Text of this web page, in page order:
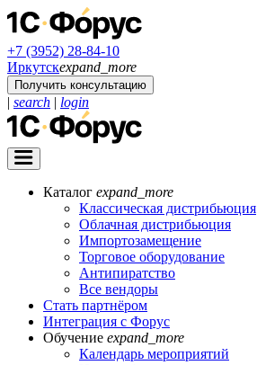
+7 (3952) 28-84-10
Иркутскexpand_more
Получить консультацию
| search | login
Каталог expand_more
Классическая дистрибьюция
Облачная дистрибьюция
Импортозамещение
Торговое оборудование
Антипиратство
Все вендоры
Стать партнёром
Интеграция с Форус
Обучение expand_more
Календарь мероприятий